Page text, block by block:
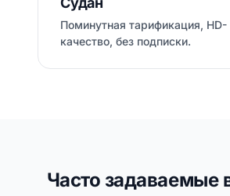
Поминутная тарификация, HD-
качество, без подписки.
Часто задаваемые